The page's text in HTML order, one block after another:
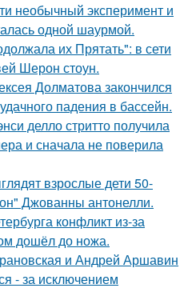
необычный эксперимент и
одной шаурмой.
их Прятать": в сети
Шерон стоун.
Долматова закончился
падения в бассейн.
делло стритто получила
и сначала не поверила
взрослые дети 50-
Джованны антонелли.
конфликт из-за
дошёл до ножа.
и Андрей Аршавин
- за исключением